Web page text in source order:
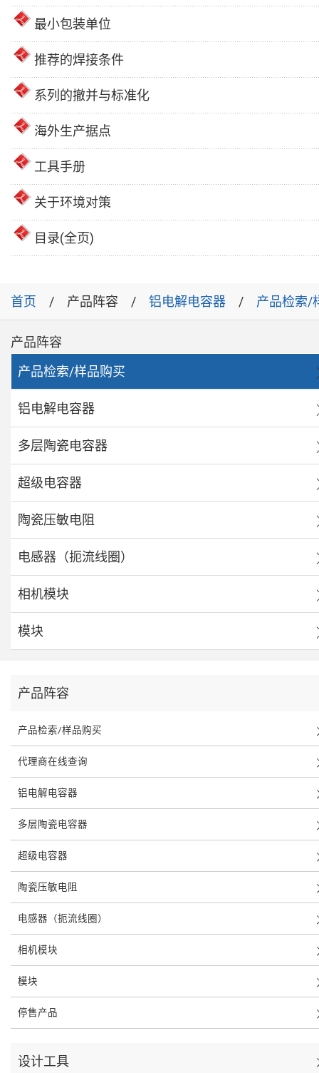
最小包装单位
推荐的焊接条件
系列的撤并与标准化
海外生产据点
工具手册
关于环境对策
目录(全页)
首页 产品阵容 铝电解电容器 产品检索/
产品阵容
产品检索/样品购买
铝电解电容器
多层陶瓷电容器
超级电容器
陶瓷压敏电阻
电感器（扼流线圈）
相机模块
模块
产品阵容
产品检索/样品购买
代理商在线查询
铝电解电容器
多层陶瓷电容器
超级电容器
陶瓷压敏电阻
电感器（扼流线圈）
相机模块
模块
停售产品
设计工具